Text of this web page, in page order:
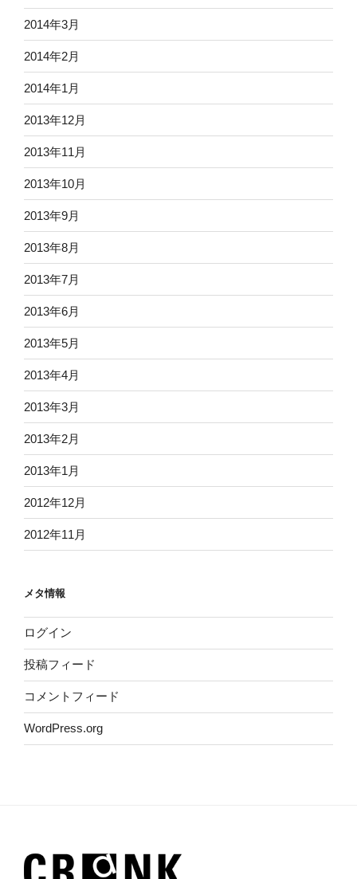
2014年3月
2014年2月
2014年1月
2013年12月
2013年11月
2013年10月
2013年9月
2013年8月
2013年7月
2013年6月
2013年5月
2013年4月
2013年3月
2013年2月
2013年1月
2012年12月
2012年11月
メタ情報
ログイン
投稿フィード
コメントフィード
WordPress.org